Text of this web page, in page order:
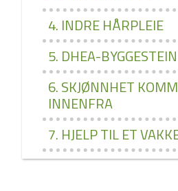
4. INDRE HÅRPLEIE
5. DHEA­-
6. SKJØNNHET
INNENFRA
7. HJELP TIL ET